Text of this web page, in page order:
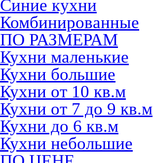
Синие кухни
Комбинированные
ПО РАЗМЕРАМ
Кухни маленькие
Кухни большие
Кухни от 10 кв.м
Кухни от 7 до 9 кв.м
Кухни до 6 кв.м
Кухни небольшие